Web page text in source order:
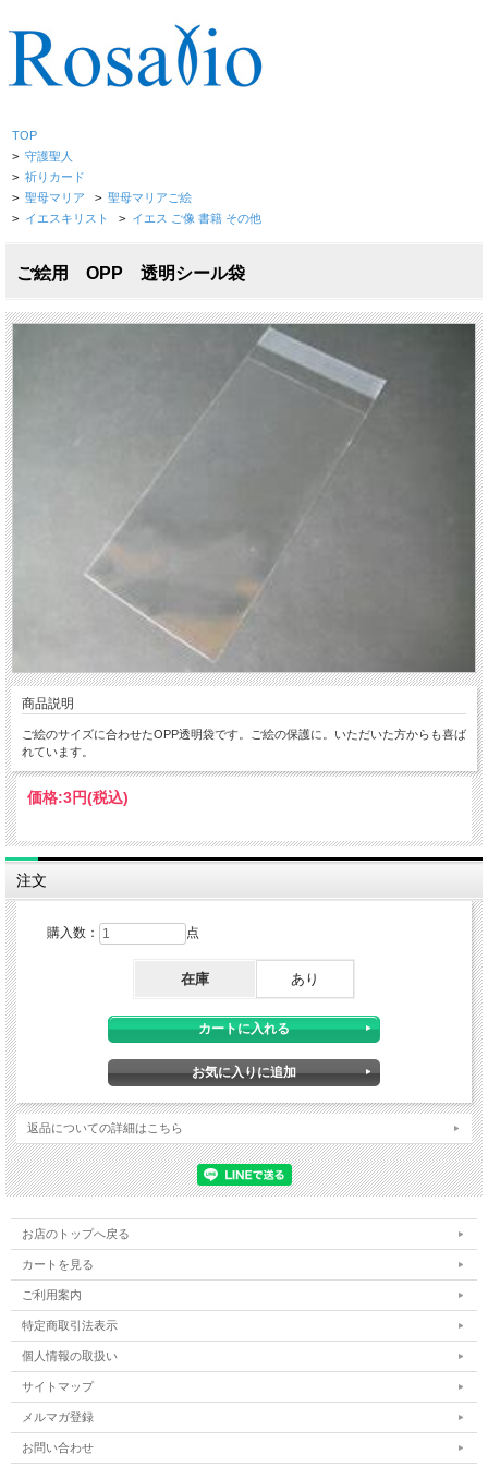
TOP
> 守護聖人
> 祈りカード
> 聖母マリア > 聖母マリアご絵
> イエスキリスト > イエス ご像 書籍 その他
ご絵用 OPP 透明シール袋
商品説明
ご絵のサイズに合わせたOPP透明袋です。ご絵の保護に。いただいた方からも喜ば
れています。
価格:3円(税込)
注文
購入数： 点
在庫 あり
返品についての詳細はこちら
お店のトップへ戻る
カートを見る
ご利用案内
特定商取引法表示
個人情報の取扱い
サイトマップ
メルマガ登録
お問い合わせ